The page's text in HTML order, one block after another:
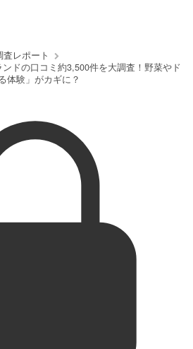
レポート
ドの口コミ約3,500件を大調査！野菜やド
体験」がカギに？